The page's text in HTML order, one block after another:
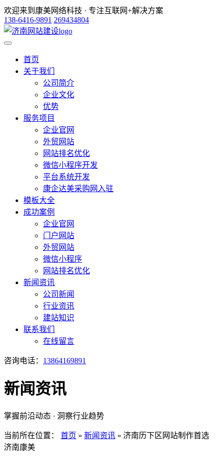
欢迎来到康美网络科技 · 专注互联网+解决方案
138-6416-9891 269434804
首页
关于我们
公司简介
企业文化
优势
服务项目
企业官网
外贸网站
网站排名优化
微信小程序开发
平台系统开发
康企达美采购网入驻
模板大全
成功案例
企业官网
门户网站
外贸网站
微信小程序
网站排名优化
新闻资讯
公司新闻
行业资讯
建站知识
联系我们
在线留言
咨询电话： 13864169891
新闻资讯
掌握前沿动态 · 洞察行业趋势
当前所在位置： 首页 » 新闻资讯 » 济南历下区网站制作首选
济南康美